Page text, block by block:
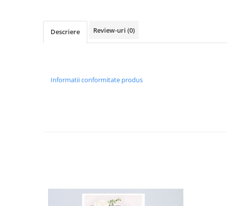
Descriere Review-uri (0)
Informatii conformitate produs